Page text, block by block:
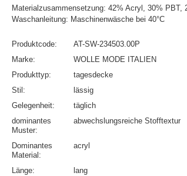
Materialzusammensetzung: 42% Acryl, 30% PBT,
Waschanleitung: Maschinenwäsche bei 40°C
Produktcode
AT-SW-234503.00P
Marke
WOLLE MODE ITALIEN
Produkttyp
tagesdecke
Stil
lässig
Gelegenheit
täglich
dominantes
Muster
abwechslungsreiche Stofftextur
Dominantes
Material
acryl
Länge
lang